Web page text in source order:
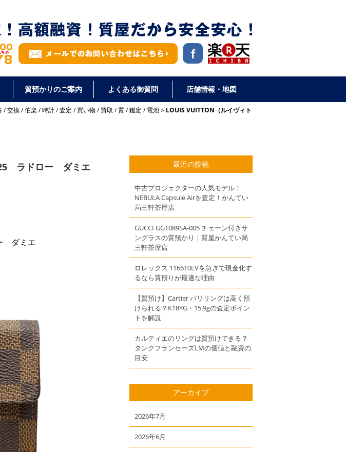
質預かりのご案内 よくある御質問 店舗情報・地図
/交換/伯楽/時計/査定 /買い物 /買取 /質/鑑定 /電池 LOUIS VUITTON（ルイヴィト
ラドロー ダミエ
ダミエ
最近の投稿
中古プロジェクターの人気モデル！
NEBULA Capsule Airを査定！かんてい
局三軒茶屋店
GUCCI GG1089SA-005 チェーン付きサ
ングラスの質預かり｜質屋かんてい局
三軒茶屋店
ロレックス 116610LVを急ぎで現金化す
るなら質預りが最適な理由
【質預け】Cartier パリリングは高く預
けられる？K18YG・15.9gの査定ポイン
トを解説
カルティエのリングは質預けできる？
タンクフランセーズLMの価値と融資の
目安
アーカイブ
2026年7月
2026年6月